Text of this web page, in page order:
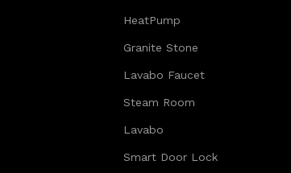
HeatPump
Granite Stone
Lavabo Faucet
Steam Room
Lavabo
Smart Door Lock